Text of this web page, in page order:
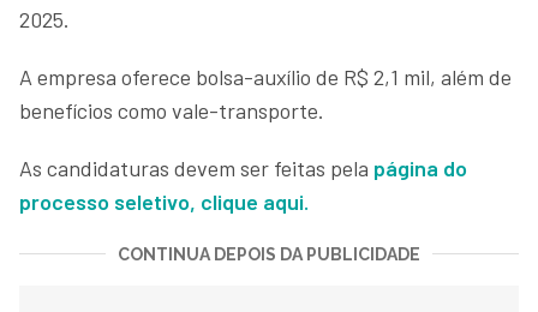
2025.
A empresa oferece bolsa-auxílio de R$ 2,1 mil, além de
benefícios como vale-transporte.
As candidaturas devem ser feitas pela página do
processo seletivo, clique aqui.
CONTINUA DEPOIS DA PUBLICIDADE